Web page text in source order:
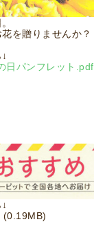
を贈りませんか？
日パンフレット.pdf
(0.19MB)